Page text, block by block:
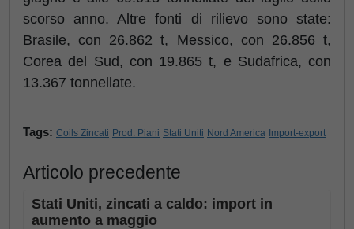
scorso anno. Altre fonti di rilievo sono state:
Brasile, con 26.862 t, Messico, con 26.856 t,
Corea del Sud, con 19.865 t, e Sudafrica, con
13.367 tonnellate.
Tags: Coils Zincati Prod. Piani Stati Uniti Nord America Import-export
Articolo precedente
Stati Uniti, zincati a caldo: import in
aumento a maggio